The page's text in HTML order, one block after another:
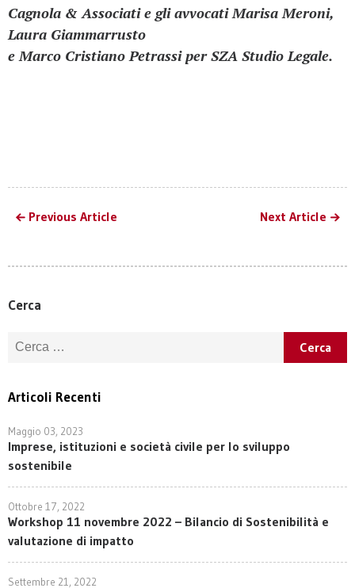
Cagnola & Associati e gli avvocati Marisa Meroni,
Laura Giammarrusto
e Marco Cristiano Petrassi per SZA Studio Legale.
Previous Article Next Article
Cerca
Ricerca per:
Articoli Recenti
Maggio 03, 2023
Imprese, istituzioni e società civile per lo sviluppo
sostenibile
Ottobre 17, 2022
Workshop 11 novembre 2022 – Bilancio di Sostenibilità e
valutazione di impatto
Settembre 21, 2022